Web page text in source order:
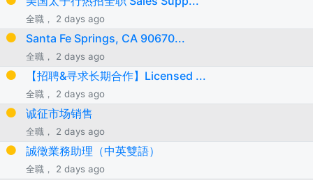
全職， 2 days ago
Santa Fe Springs, CA 90670...
全職， 2 days ago
【招聘&寻求长期合作】Licensed ...
全職， 2 days ago
诚征市场销售
全職， 2 days ago
誠徵業務助理（中英雙語）
全職， 2 days ago